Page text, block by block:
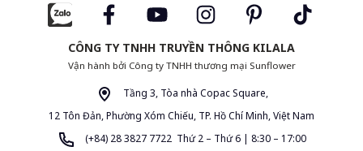
CÔNG TY TNHH TRUYỀN THÔNG KILALA
Vận hành bởi Công ty TNHH thương mại Sunflower
Tầng 3, Tòa nhà Copac Square,
12 Tôn Đản, Phường Xóm Chiếu, TP. Hồ Chí Minh, Việt Nam
(+84) 28 3827 7722 Thứ 2 – Thứ 6 | 8:30 – 17:00